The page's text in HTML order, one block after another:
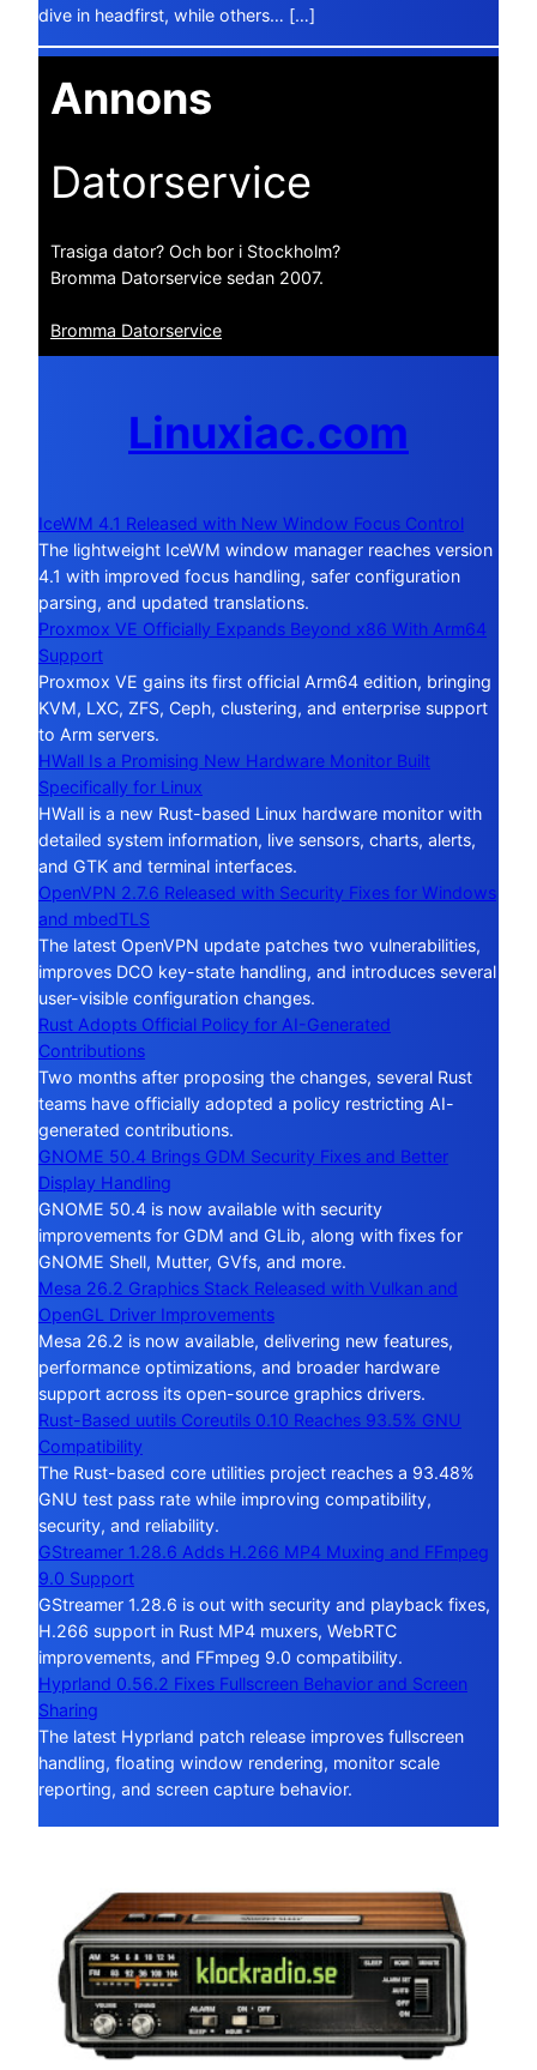
dive in headfirst, while others… […]
Annons
Datorservice
Trasiga dator? Och bor i Stockholm?
Bromma Datorservice sedan 2007.
Bromma Datorservice
Linuxiac.com
IceWM 4.1 Released with New Window Focus Control
The lightweight IceWM window manager reaches version
4.1 with improved focus handling, safer configuration
parsing, and updated translations.
Proxmox VE Officially Expands Beyond x86 With Arm64
Support
Proxmox VE gains its first official Arm64 edition, bringing
KVM, LXC, ZFS, Ceph, clustering, and enterprise support
to Arm servers.
HWall Is a Promising New Hardware Monitor Built
Specifically for Linux
HWall is a new Rust-based Linux hardware monitor with
detailed system information, live sensors, charts, alerts,
and GTK and terminal interfaces.
OpenVPN 2.7.6 Released with Security Fixes for Windows
and mbedTLS
The latest OpenVPN update patches two vulnerabilities,
improves DCO key-state handling, and introduces several
user-visible configuration changes.
Rust Adopts Official Policy for AI-Generated
Contributions
Two months after proposing the changes, several Rust
teams have officially adopted a policy restricting AI-
generated contributions.
GNOME 50.4 Brings GDM Security Fixes and Better
Display Handling
GNOME 50.4 is now available with security
improvements for GDM and GLib, along with fixes for
GNOME Shell, Mutter, GVfs, and more.
Mesa 26.2 Graphics Stack Released with Vulkan and
OpenGL Driver Improvements
Mesa 26.2 is now available, delivering new features,
performance optimizations, and broader hardware
support across its open-source graphics drivers.
Rust-Based uutils Coreutils 0.10 Reaches 93.5% GNU
Compatibility
The Rust-based core utilities project reaches a 93.48%
GNU test pass rate while improving compatibility,
security, and reliability.
GStreamer 1.28.6 Adds H.266 MP4 Muxing and FFmpeg
9.0 Support
GStreamer 1.28.6 is out with security and playback fixes,
H.266 support in Rust MP4 muxers, WebRTC
improvements, and FFmpeg 9.0 compatibility.
Hyprland 0.56.2 Fixes Fullscreen Behavior and Screen
Sharing
The latest Hyprland patch release improves fullscreen
handling, floating window rendering, monitor scale
reporting, and screen capture behavior.